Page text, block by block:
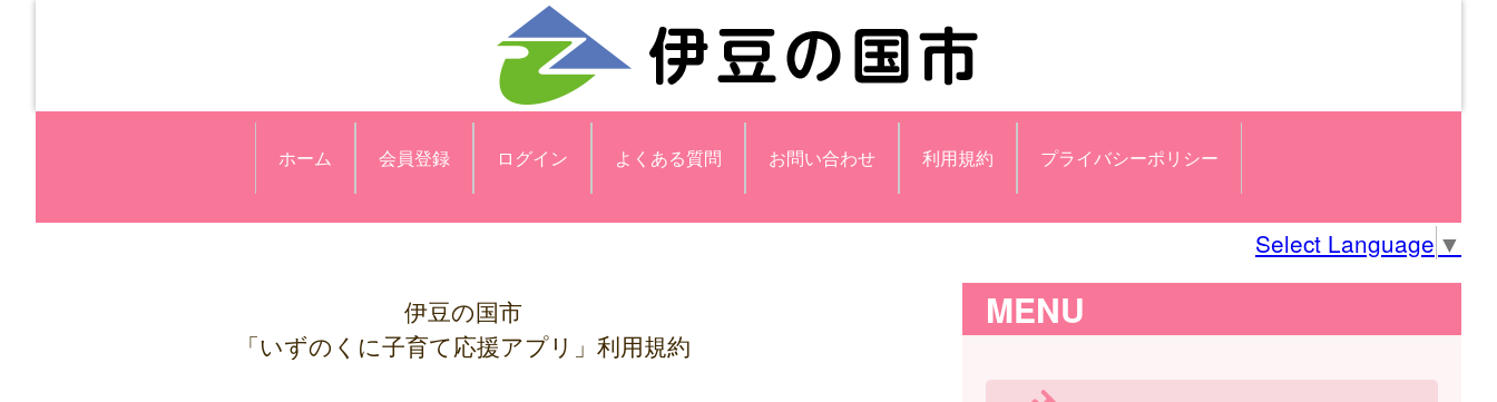
ホーム 会員登録 ログイン よくある質問 お問い合わせ 利用規約 プライバシーポリシー
Select Language ▼
伊豆の国市
「いずのくに子育て応援アプリ」利用規約
MENU